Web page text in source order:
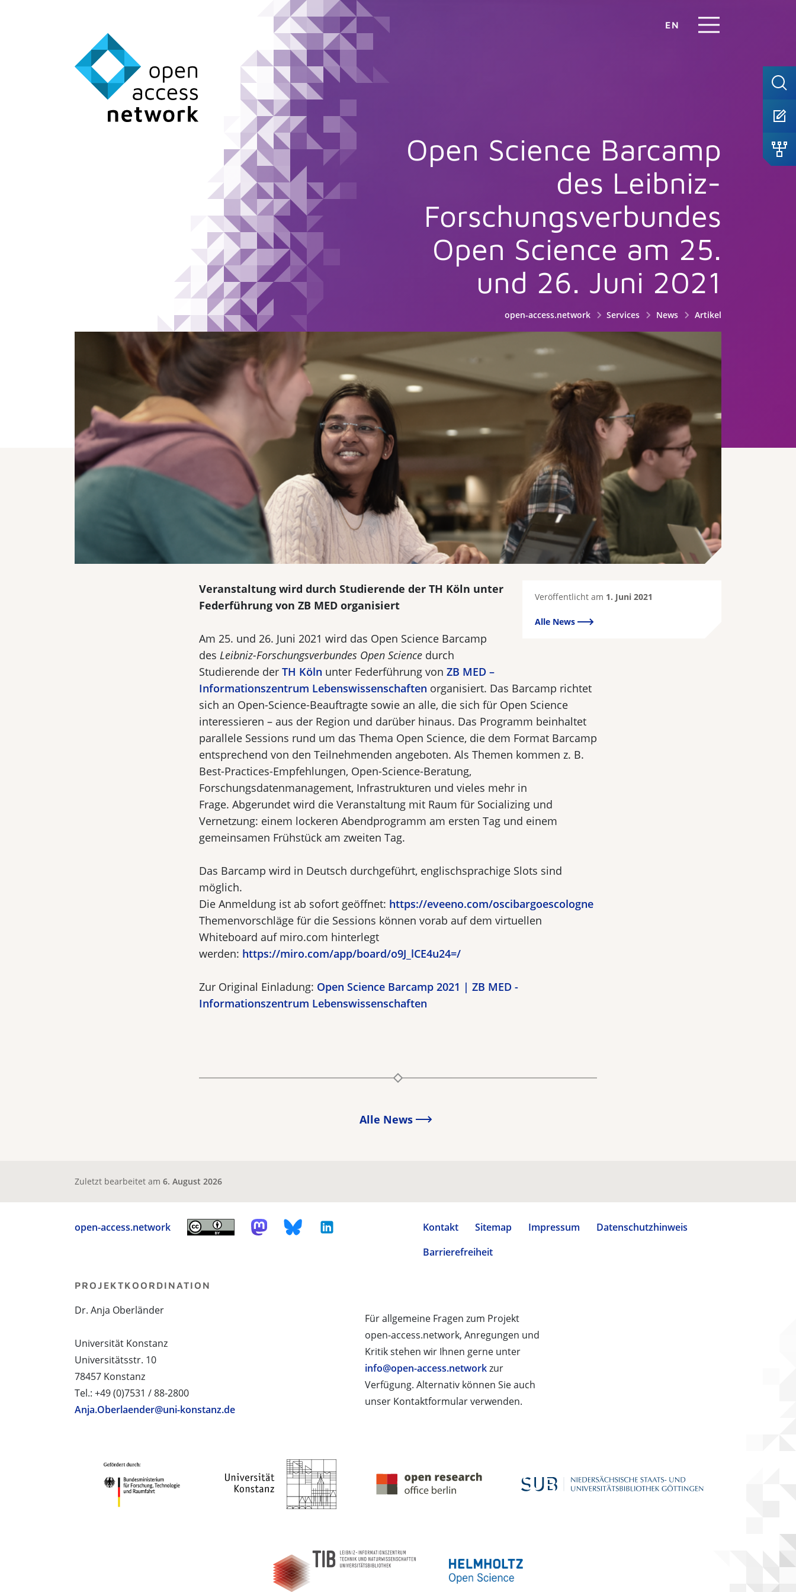
EN
Open Science Barcamp
des Leibniz-
Forschungsverbundes
Open Science am 25.
und 26. Juni 2021
open-access.network Services News Artikel
Veröffentlicht am 1. Juni 2021
Alle News
Veranstaltung wird durch Studierende der TH Köln unter
Federführung von ZB MED organisiert
Am 25. und 26. Juni 2021 wird das Open Science Barcamp
des Leibniz-Forschungsverbundes Open Science durch
Studierende der TH Köln unter Federführung von ZB MED –
Informationszentrum Lebenswissenschaften organisiert. Das Barcamp richtet
sich an Open-Science-Beauftragte sowie an alle, die sich für Open Science
interessieren – aus der Region und darüber hinaus. Das Programm beinhaltet
parallele Sessions rund um das Thema Open Science, die dem Format Barcamp
entsprechend von den Teilnehmenden angeboten. Als Themen kommen z. B.
Best-Practices-Empfehlungen, Open-Science-Beratung,
Forschungsdatenmanagement, Infrastrukturen und vieles mehr in
Frage. Abgerundet wird die Veranstaltung mit Raum für Socializing und
Vernetzung: einem lockeren Abendprogramm am ersten Tag und einem
gemeinsamen Frühstück am zweiten Tag.
Das Barcamp wird in Deutsch durchgeführt, englischsprachige Slots sind
möglich.
Die Anmeldung ist ab sofort geöffnet: https://eveeno.com/oscibargoescologne
Themenvorschläge für die Sessions können vorab auf dem virtuellen
Whiteboard auf miro.com hinterlegt
werden: https://miro.com/app/board/o9J_lCE4u24=/
Zur Original Einladung: Open Science Barcamp 2021 | ZB MED -
Informationszentrum Lebenswissenschaften
Alle News
Zuletzt bearbeitet am 6. August 2026
open-access.network Kontakt Sitemap Impressum
Datenschutzhinweis
Barrierefreiheit
Für allgemeine Fragen zum Projekt
open-access.network, Anregungen und
Kritik stehen wir Ihnen gerne unter
info@open-access.networkzur
Verfügung. Alternativ können Sie auch
unser Kontaktformular verwenden.
PROJEKTKOORDINATION
Dr. Anja Oberländer
Universität Konstanz
Universitätsstr. 10
78457 Konstanz
Tel.: +49 (0)7531 / 88-2800
Anja.Oberlaender@uni-konstanz.de